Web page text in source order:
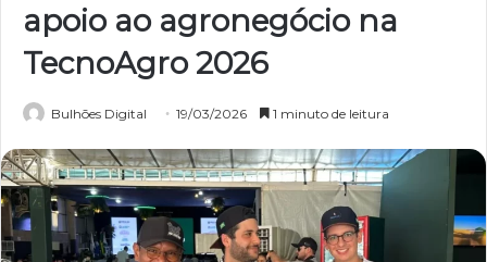
apoio ao agronegócio na
TecnoAgro 2026
Bulhões Digital 19/03/2026 1 minuto de leitura